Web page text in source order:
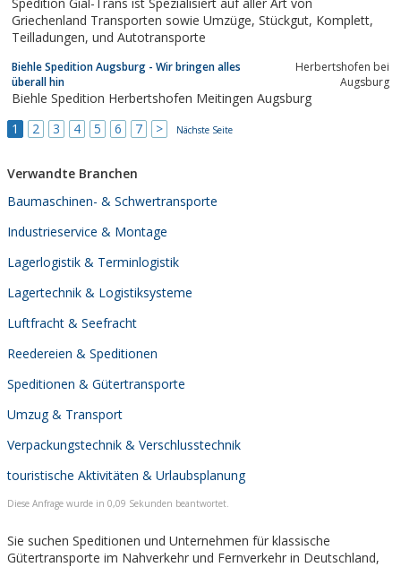
Griechenland Transporten sowie Umzüge, Stückgut, Komplett,
Teilladungen, und Autotransporte
Biehle Spedition Augsburg - Wir bringen alles
überall hin
Herbertshofen bei
Augsburg
Biehle Spedition Herbertshofen Meitingen Augsburg
1
2 3 4 5 6 7 > Nächste Seite
Verwandte Branchen
Baumaschinen- & Schwertransporte
Industrieservice & Montage
Lagerlogistik & Terminlogistik
Lagertechnik & Logistiksysteme
Luftfracht & Seefracht
Reedereien & Speditionen
Speditionen & Gütertransporte
Umzug & Transport
Verpackungstechnik & Verschlusstechnik
touristische Aktivitäten & Urlaubsplanung
Diese Anfrage wurde in 0,09 Sekunden beantwortet.
Sie suchen Speditionen und Unternehmen für klassische
Gütertransporte im Nahverkehr und Fernverkehr in Deutschland,